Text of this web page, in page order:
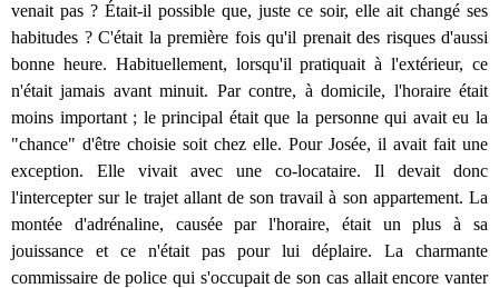
venait pas ? Était-il possible que, juste ce soir, elle ait changé ses
habitudes ? C'était la première fois qu'il prenait des risques d'aussi
bonne heure. Habituellement, lorsqu'il pratiquait à l'extérieur, ce
n'était jamais avant minuit. Par contre, à domicile, l'horaire était
moins important ; le principal était que la personne qui avait eu la
"chance" d'être choisie soit chez elle. Pour Josée, il avait fait une
exception. Elle vivait avec une co-locataire. Il devait donc
l'intercepter sur le trajet allant de son travail à son appartement. La
montée d'adrénaline, causée par l'horaire, était un plus à sa
jouissance et ce n'était pas pour lui déplaire. La charmante
commissaire de police qui s'occupait de son cas allait encore vanter